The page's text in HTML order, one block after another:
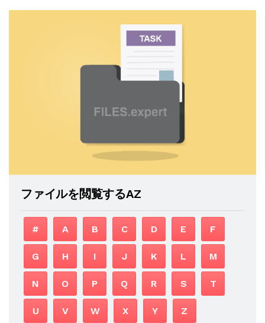
ファイルを閲覧するAZ
# A B C D E F
G H I J K L M
N O P Q R S T
U V W X Y Z